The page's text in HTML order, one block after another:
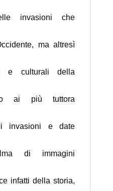
invasioni che
ma altresì
e culturali della
ai più tuttora
invasioni e date
di immagini
infatti della storia,